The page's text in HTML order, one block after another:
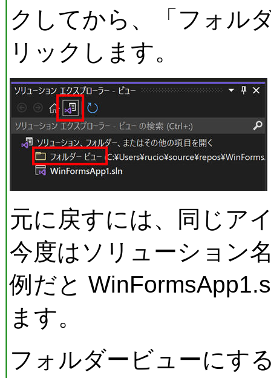
クしてから、「フォル
リックします。
元に戻すには、同じア
今度はソリューション
例だと
ます。
フォルダービューにす